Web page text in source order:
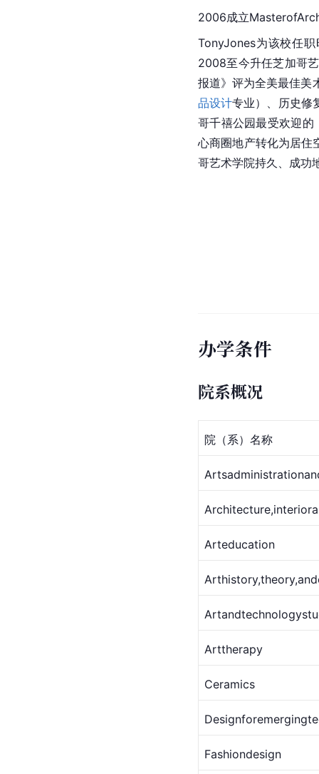
2006成立Masterof
TonyJones为该校任
2008至今升任芝加哥
报道》评为全美最佳美
品设计专业）、历史修
哥千禧公园最受欢迎的
心商圈地产转化为居住
哥艺术学院持久、成功
办学条件
院系概况
院（系）名称
Architecture,interior
Arteducation
Arttherapy
Ceramics
Design
Fashiondesign